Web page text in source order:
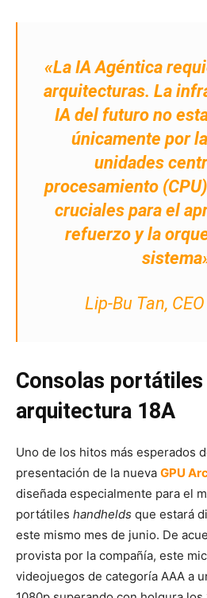
«La IA Agéntica
arquitecturas. La
IA del futuro no
únicamente por
unidades
procesamiento
cruciales para el
refuerzo y la
Lip-Bu Tan,
Consolas
arquitectura 18A
Uno de los hitos más esperados
presentación de la nueva GPU
diseñada especialmente para el
portátiles handhelds que estará
este mismo mes de junio. De
provista por la compañía, este
videojuegos de categoría AAA a